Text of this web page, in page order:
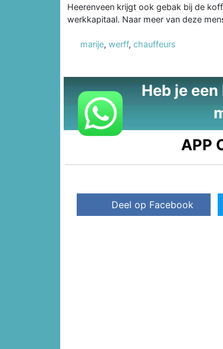
Heerenveen krijgt ook gebak bij de
werkkapitaal. Naar meer van deze
marije, werff, chauffeurs
Heb je
APP
Deel op Facebook